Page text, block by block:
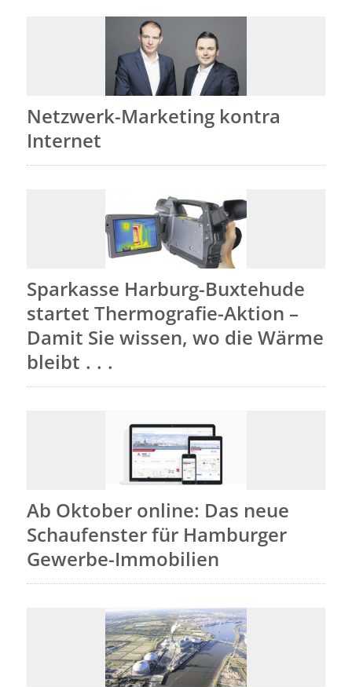
Netzwerk-Marketing kontra
Internet
Sparkasse Harburg-Buxtehude
startet Thermografie-Aktion –
Damit Sie wissen, wo die Wärme
bleibt . . .
Ab Oktober online: Das neue
Schaufenster für Hamburger
Gewerbe-Immobilien